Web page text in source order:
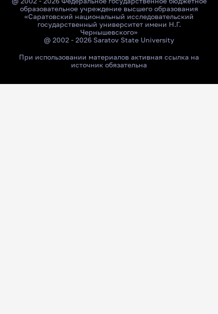
образовательное учреждение высшего образования
«Саратовский национальный исследовательский
государственный университет имени Н.Г.
Чернышевского»
@ 2002 - 2026 Saratov State University
При использовании материалов активная ссылка на
источник обязательна